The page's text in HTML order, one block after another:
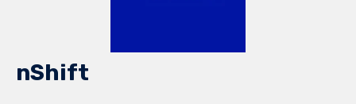
nShift